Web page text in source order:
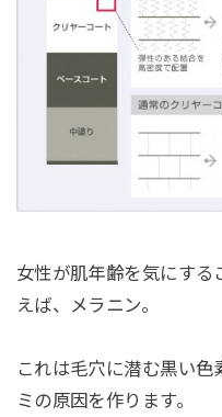
女性が肌年齢を気にする
えば、メラニン。
これは毛穴に潜む黒い
ミの原因を作ります。